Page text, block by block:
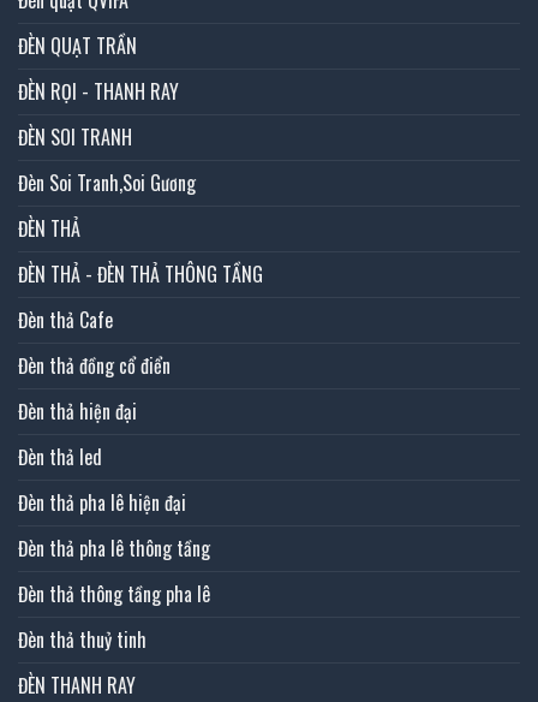
ĐÈN QUẠT TRẦN
ĐÈN RỌI - THANH RAY
ĐÈN SOI TRANH
Đèn Soi Tranh,Soi Gương
ĐÈN THẢ
ĐÈN THẢ - ĐÈN THẢ THÔNG TẦNG
Đèn thả Cafe
Đèn thả đồng cổ điển
Đèn thả hiện đại
Đèn thả led
Đèn thả pha lê hiện đại
Đèn thả pha lê thông tầng
Đèn thả thông tầng pha lê
Đèn thả thuỷ tinh
ĐÈN THANH RAY